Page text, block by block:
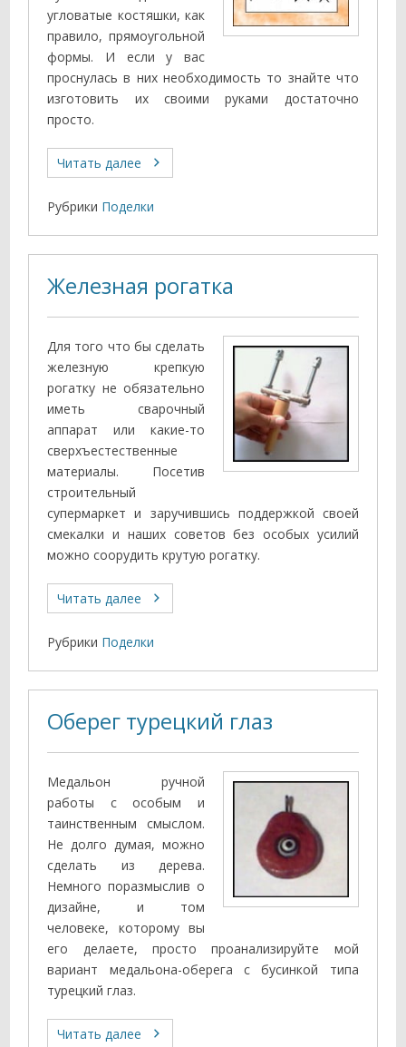
угловатые костяшки, как
правило, прямоугольной
формы. И если у вас
проснулась в них необходимость то знайте что
изготовить их своими руками достаточно
просто.
Читать далее
Рубрики Поделки
Железная рогатка
Для того что бы сделать
железную крепкую
рогатку не обязательно
иметь сварочный
аппарат или какие-то
сверхъестественные
материалы. Посетив
строительный
супермаркет и заручившись поддержкой своей
смекалки и наших советов без особых усилий
можно соорудить крутую рогатку.
Читать далее
Рубрики Поделки
Оберег турецкий глаз
Медальон ручной
работы с особым и
таинственным смыслом.
Не долго думая, можно
сделать из дерева.
Немного поразмыслив о
дизайне, и том
человеке, которому вы
его делаете, просто проанализируйте мой
вариант медальона-оберега с бусинкой типа
турецкий глаз.
Читать далее